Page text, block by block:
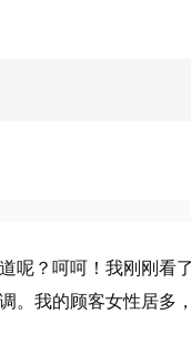
呢？呵呵！我刚刚看
。我的顾客女性居多